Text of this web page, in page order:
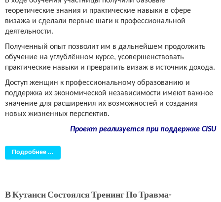
теоретические знания и практические навыки в сфере
визажа и сделали первые шаги к профессиональной
деятельности.
Полученный опыт позволит им в дальнейшем продолжить
обучение на углублённом курсе, усовершенствовать
практические навыки и превратить визаж в источник дохода.
Доступ женщин к профессиональному образованию и
поддержка их экономической независимости имеют важное
значение для расширения их возможностей и создания
новых жизненных перспектив.
Проект реализуется при поддержке CISU
Подробнее ...
В Кутаиси Состоялся Тренинг По Травма-